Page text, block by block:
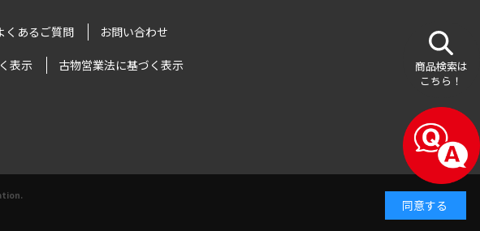
くあるご質問 お問い合わせ
表示 古物営業法に基づく表示
商品検索は
こちら！
同意する